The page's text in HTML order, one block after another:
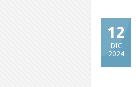
12
DIC
2024